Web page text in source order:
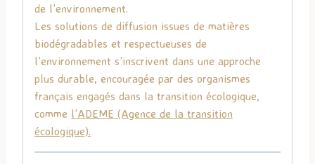
de l’environnement.
Les solutions de diffusion issues de matières
biodégradables et respectueuses de
l’environnement s’inscrivent dans une approche
plus durable, encouragée par des organismes
français engagés dans la transition écologique,
comme l’ADEME (Agence de la transition
écologique).